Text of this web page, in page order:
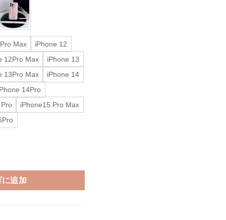
Max
iPhone 12
12Pro Max
iPhone 13
13Pro Max
iPhone 14
14Pro
iPhone15 Pro Max
ー シャネル iphone15pro/14 ケース ブランド レディース スマホケ
追加